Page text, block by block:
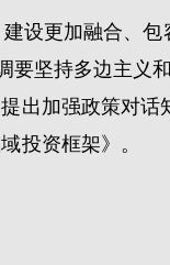
设更加融合、包
要坚持多边主义
出加强政策对话
投资框架》。